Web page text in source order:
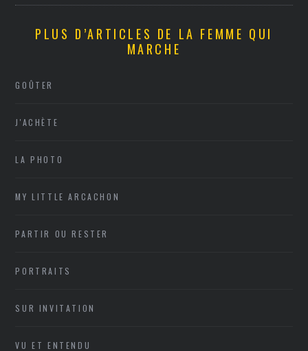
PLUS D’ARTICLES DE LA FEMME QUI
MARCHE
GOÛTER
J'ACHÈTE
LA PHOTO
MY LITTLE ARCACHON
PARTIR OU RESTER
PORTRAITS
SUR INVITATION
VU ET ENTENDU